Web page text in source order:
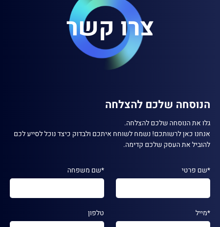
צרו קשר
הנוסחה שלכם להצלחה
גלו את הנוסחה שלכם להצלחה.
אנחנו כאן לרשותכם! נשמח לשוחח איתכם ולבדוק כיצד נוכל לסייע לכם
להוביל את העסק שלכם קדימה.
*שם פרטי
*מייל
*שם משפחה
טלפון